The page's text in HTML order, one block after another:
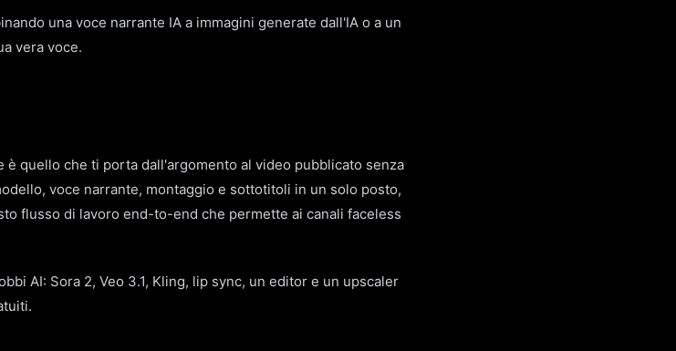
una voce narrante IA a immagini generate dall'IA o a un
vera voce.
è quello che ti porta dall'argomento al video pubblicato senza
voce narrante, montaggio e sottotitoli in un solo posto,
flusso di lavoro end-to-end che permette ai canali faceless
AI: Sora 2, Veo 3.1, Kling, lip sync, un editor e un upscaler